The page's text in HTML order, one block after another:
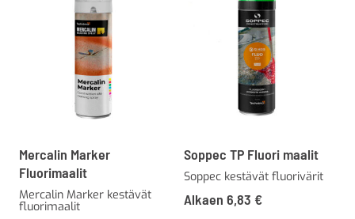
Mercalin Marker
Fluorimaalit
Mercalin Marker kestävät
fluorimaalit
Soppec TP Fluori maalit
Soppec kestävät fluorivärit
Alkaen 6,83 €